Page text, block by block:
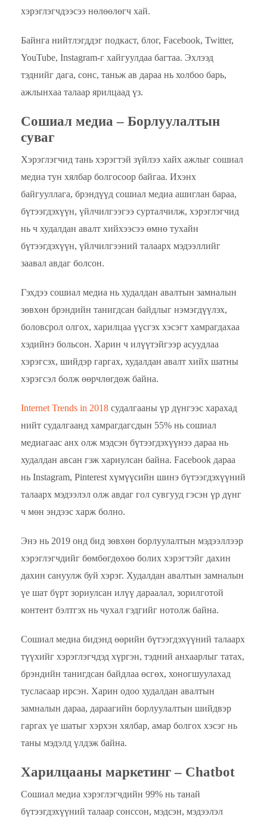
хэрэглэгчдээсээ нөлөөлөгч хай.
Байнга нийтлэгддэг подкаст, блог, Facebook, Twitter,
YouTube, Instagram-г хайгуулдаа багтаа. Эхлээд
тэднийг дага, сонс, таньж ав дараа нь холбоо барь,
ажлынхаа талаар ярилцаад үз.
Сошиал медиа – Борлуулалтын
суваг
Хэрэглэгчид тань хэрэгтэй зүйлээ хайх ажлыг сошиал
медиа тун хялбар болгосоор байгаа. Ихэнх
байгууллага, брэндүүд сошиал медиа ашиглан бараа,
бүтээгдэхүүн, үйлчилгээгээ сурталчилж, хэрэглэгчид
нь ч худалдан авалт хийхээсээ өмнө тухайн
бүтээгдэхүүн, үйлчилгээний талаарх мэдээллийг
заавал авдаг болсон.
Гэхдээ сошиал медиа нь худалдан авалтын замналын
зөвхөн брэндийн танигдсан байдлыг нэмэгдүүлэх,
боловсрол олгох, харилцаа үүсгэх хэсэгт хамрагдахаа
хэдийнэ больсон. Харин ч илүүтэйгээр асуудлаа
хэрэгсэх, шийдэр гаргах, худалдан авалт хийх шатны
хэрэгсэл болж өөрчлөгдөж байна.
Internet Trends in 2018 судалгааны үр дүнгээс харахад
нийт судалгаанд хамрагдагсдын 55% нь сошиал
медиагаас анх олж мэдсэн бүтээгдэхүүнээ дараа нь
худалдан авсан гэж хариулсан байна. Facebook дараа
нь Instagram, Pinterest хүмүүсийн шинэ бүтээгдэхүүний
талаарх мэдээлэл олж авдаг гол сувгууд гэсэн үр дүнг
ч мөн эндээс харж болно.
Энэ нь 2019 онд бид зөвхөн борлуулалтын мэдээллээр
хэрэглэгчдийг бөмбөгдөхөө болих хэрэгтэйг дахин
дахин сануулж буй хэрэг. Худалдан авалтын замналын
үе шат бүрт зориулсан илүү дараалал, зорилготой
контент бэлтгэх нь чухал гэдгийг нотолж байна.
Сошиал медиа бидэнд өөрийн бүтээгдэхүүний талаарх
түүхийг хэрэглэгчдэд хүргэн, тэдний анхаарлыг татах,
брэндийн танигдсан байдлаа өсгөх, хоногшуулахад
тусласаар ирсэн. Харин одоо худалдан авалтын
замналын дараа, дараагийн борлуулалтын шийдвэр
гаргах үе шатыг хэрхэн хялбар, амар болгох хэсэг нь
таны мэдэлд үлдэж байна.
Харилцааны маркетинг – Chatbot
Сошиал медиа хэрэглэгчдийн 99% нь танай
бүтээгдэхүүний талаар сонссон, мэдсэн, мэдээлэл